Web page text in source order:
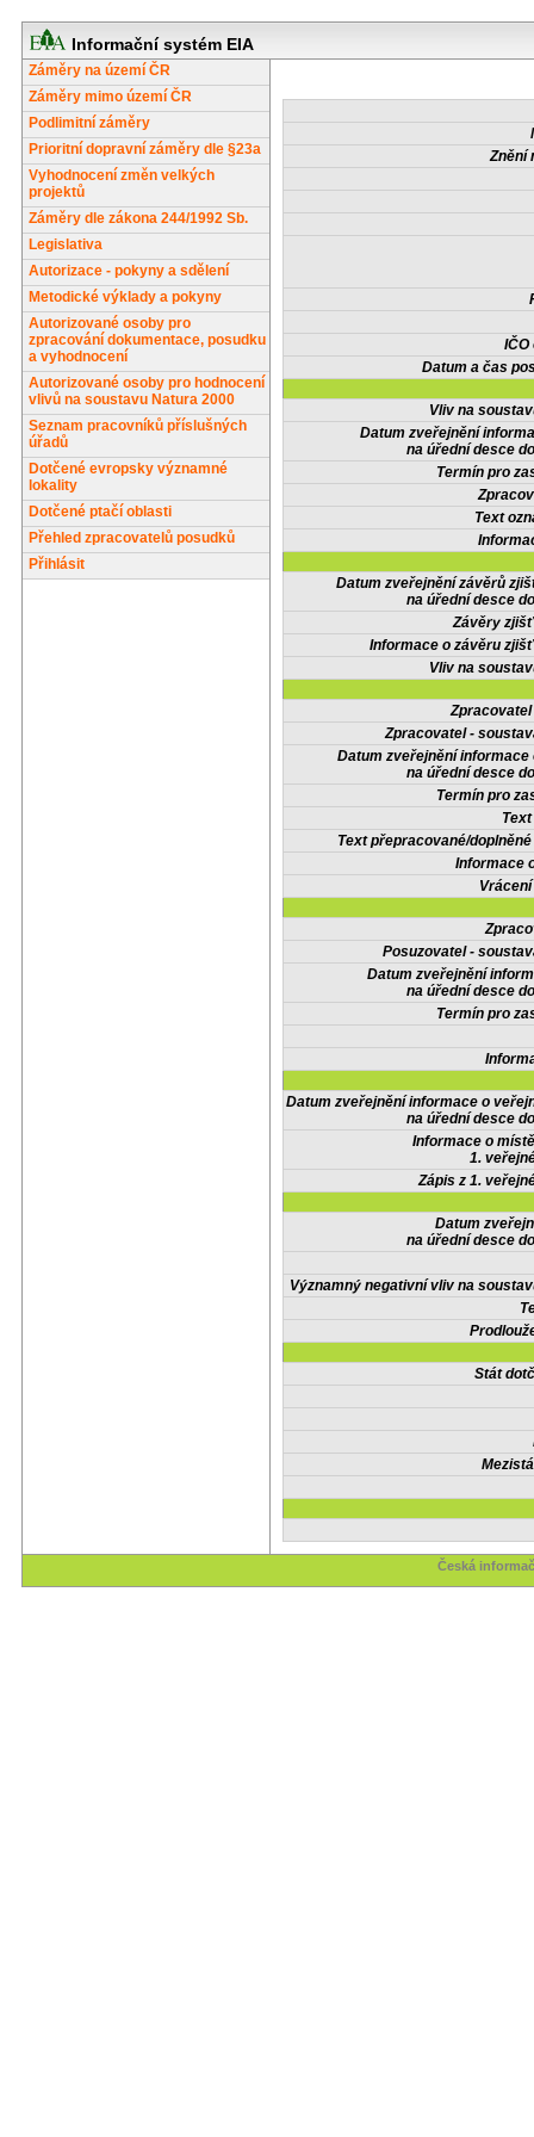
Informační systém EIA
Záměry na území ČR
Záměry mimo území ČR
Podlimitní záměry
Prioritní dopravní záměry dle §23a
Vyhodnocení změn velkých
projektů
Záměry dle zákona 244/1992 Sb.
Legislativa
Autorizace - pokyny a sdělení
Metodické výklady a pokyny
Autorizované osoby pro
zpracování dokumentace, posudku
a vyhodnocení
Autorizované osoby pro hodnocení
vlivů na soustavu Natura 2000
Seznam pracovníků příslušných
úřadů
Dotčené evropsky významné
lokality
Dotčené ptačí oblasti
Přehled zpracovatelů posudků
Přihlásit
Znění
IČO
Datum a čas
Vliv na
Datum zveřejnění
na úřední desce
Termín pro
Text
Datum zveřejnění závěrů
na úřední desce
Závěry
Informace o závěru
Vliv na
Zpracovatel -
Datum zveřejnění informace
na úřední desce
Termín pro
Text přepracované/
Informace
Posuzovatel -
Datum zveřejnění
na úřední desce
Termín pro
Datum zveřejnění informace o
na úřední desce
Informace o
1.
Zápis z 1.
Datum
na úřední desce
Významný negativní vliv na
Stát
Česká